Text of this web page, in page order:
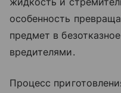
особенность
предмет в
вредителями.
Процесс